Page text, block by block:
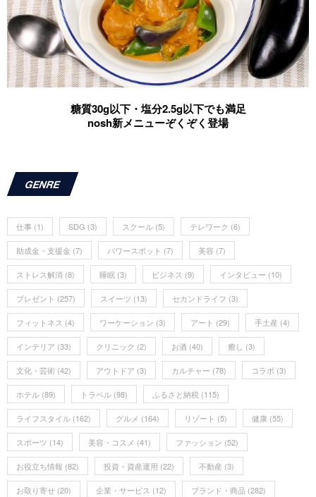
糖質30g以下・塩分2.5g以下でも満足
nosh新メニューぞくぞく登場
GENRE
仕事 (1) SDG (3) スクール (5) テレワーク (6)
助成金・支援金 (7) パワースポット (7) 美容 (7)
ストレス解消 (8) 睡眠 (3) ビジネス (9) インタビュー (10)
プレゼント (257) スイーツ (13) セカンドライフ (3)
フィットネス (4) ワーケーション (3) アート (29) 手土産 (4)
インテリア (33) クリニック (2) お酒 (40) 癒し (3)
文化・芸術 (42) アウトドア (3) カルチャー (78) コラボ (3)
ホテル (89) トラベル (98) ふるさと納税 (115)
ライフスタイル (162) グルメ (164) リゾート (5) 健康 (55)
スポーツ (14) 美容・コスメ (41) ファッション (52)
お役立ち情報 (82) 投資・資産運用 (22) 不動産 (3)
お取り寄せ (20) 企業・サービス (12) ブランド・商品 (282)